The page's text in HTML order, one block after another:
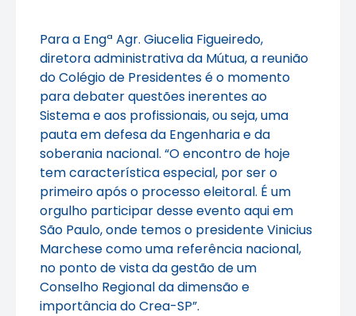
Para a Engª Agr. Giucelia Figueiredo,
diretora administrativa da Mútua, a reunião
do Colégio de Presidentes é o momento
para debater questões inerentes ao
Sistema e aos profissionais, ou seja, uma
pauta em defesa da Engenharia e da
soberania nacional. “O encontro de hoje
tem característica especial, por ser o
primeiro após o processo eleitoral. É um
orgulho participar desse evento aqui em
São Paulo, onde temos o presidente Vinicius
Marchese como uma referência nacional,
no ponto de vista da gestão de um
Conselho Regional da dimensão e
importância do Crea-SP”.